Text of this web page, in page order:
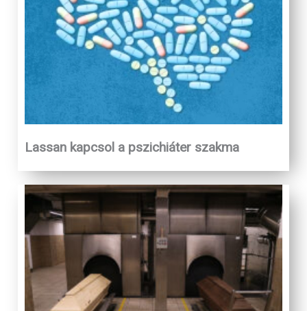
Lassan kapcsol a pszichiáter szakma